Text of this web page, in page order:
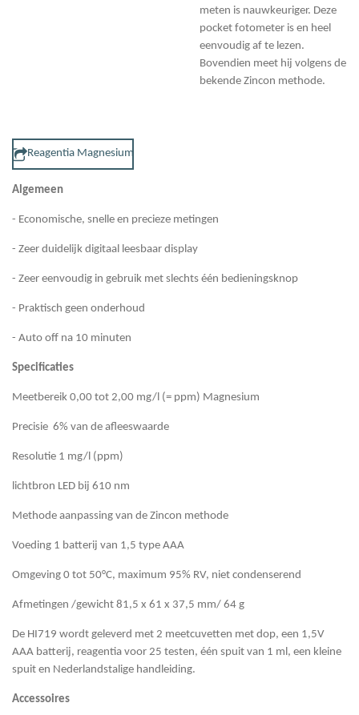
meten is nauwkeuriger. Deze
pocket fotometer is en heel
eenvoudig af te lezen.
Bovendien meet hij volgens de
bekende Zincon methode.
Reagentia Magnesium
Algemeen
- Economische, snelle en precieze metingen
- Zeer duidelijk digitaal leesbaar display
- Zeer eenvoudig in gebruik met slechts één bedieningsknop
- Praktisch geen onderhoud
- Auto off na 10 minuten
Specificaties
Meetbereik 0,00 tot 2,00 mg/l (= ppm) Magnesium
Precisie 6% van de afleeswaarde
Resolutie 1 mg/l (ppm)
lichtbron LED bij 610 nm
Methode aanpassing van de Zincon methode
Voeding 1 batterij van 1,5 type AAA
Omgeving 0 tot 50°C, maximum 95% RV, niet condenserend
Afmetingen /gewicht 81,5 x 61 x 37,5 mm/ 64 g
De HI719 wordt geleverd met 2 meetcuvetten met dop, een 1,5V
AAA batterij, reagentia voor 25 testen, één spuit van 1 ml, een kleine
spuit en Nederlandstalige handleiding.
Accessoires